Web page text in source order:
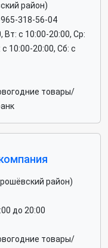
район)
318-56-04
Вт: c 10:00-20:00, Ср:
10:00-20:00, Сб: c
товары/
район)
до 20:00
товары/